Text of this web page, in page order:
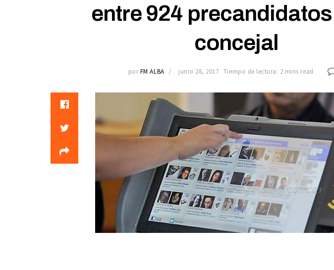
entre 924
concejal
por FM ALBA junio 28, 2017 Tiempo de lectura: 2 mins read